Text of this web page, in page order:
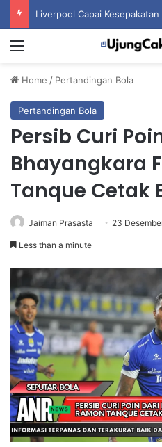
Home / Pertandingan Bola
Pertandingan Bola
Persib Curi
Bhayangkara
Tanque Cetak
Jaiman Prasasta 23
Less than a minute